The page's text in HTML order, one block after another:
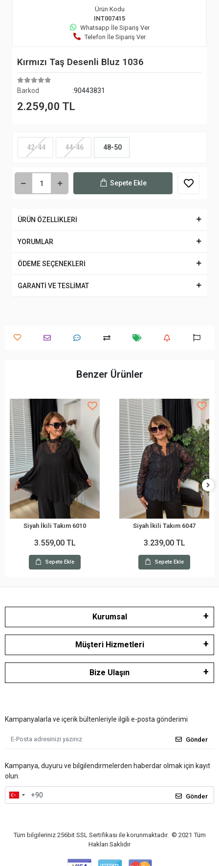
Ürün Kodu
INT007415
Whatsapp İle Sipariş Ver
Telefon İle Sipariş Ver
Kırmızı Taş Desenli Bluz 1036
Barkod :90443831
2.259,00 TL
42-44 44-46 48-50
Sepete Ekle
ÜRÜN ÖZELLİKLERİ
YORUMLAR
ÖDEME SEÇENEKLERİ
GARANTİ VE TESLİMAT
Benzer Ürünler
Siyah İkili Takım 6010
3.559,00 TL
Sepete Ekle
Siyah İkili Takım 6047
3.239,00 TL
Sepete Ekle
Kurumsal
Müşteri Hizmetleri
Bize Ulaşın
Kampanyalarla ve içerik bültenleriyle ilgili e-posta gönderimi
Gönder
Kampanya, duyuru ve bilgilendirmelerden haberdar olmak için kayıt
olun.
Gönder
Tüm bilgileriniz 256bit SSL Sertifikası ile korunmaktadır. © 2021 Tüm
Hakları Saklıdır